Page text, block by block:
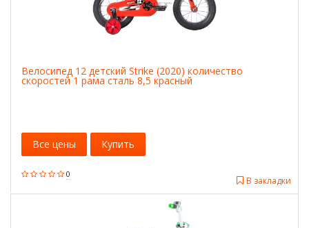
Велосипед 12 детский Strike (2020) количество
скоростей 1 рама сталь 8,5 красный
0
В закладки
Все цены Купить